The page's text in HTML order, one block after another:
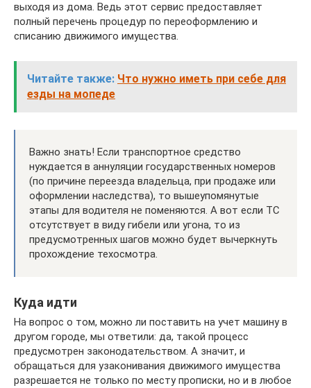
выходя из дома. Ведь этот сервис предоставляет
полный перечень процедур по переоформлению и
списанию движимого имущества.
Читайте также: Что нужно иметь при себе для
езды на мопеде
Важно знать! Если транспортное средство
нуждается в аннуляции государственных номеров
(по причине переезда владельца, при продаже или
оформлении наследства), то вышеупомянутые
этапы для водителя не поменяются. А вот если ТС
отсутствует в виду гибели или угона, то из
предусмотренных шагов можно будет вычеркнуть
прохождение техосмотра.
Куда идти
На вопрос о том, можно ли поставить на учет машину в
другом городе, мы ответили: да, такой процесс
предусмотрен законодательством. А значит, и
обращаться для узаконивания движимого имущества
разрешается не только по месту прописки, но и в любое